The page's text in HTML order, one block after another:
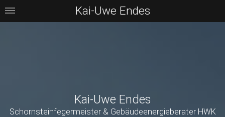
Kai-Uwe Endes
Schornsteinfegermeister & Gebäudeenergieberater HWK
Kai-Uwe Endes